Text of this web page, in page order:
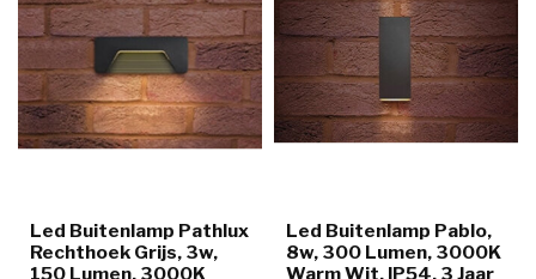
Led Buitenlamp Pathlux
Rechthoek Grijs, 3w,
150 Lumen, 3000K
Led Buitenlamp Pablo,
8w, 300 Lumen, 3000K
Warm Wit, IP54, 3 Jaar